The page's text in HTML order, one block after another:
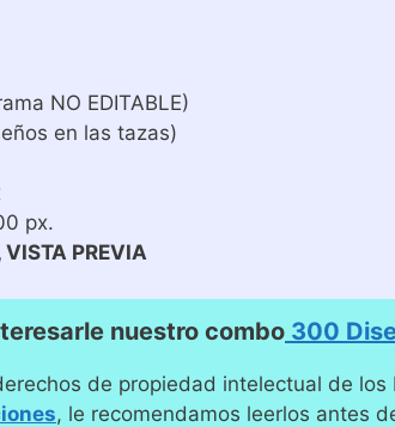
NO EDITABLE)
en las tazas)
px.
PREVIA
nuestro combo 300
de propiedad intelectual de los
, le recomendamos leerlos antes